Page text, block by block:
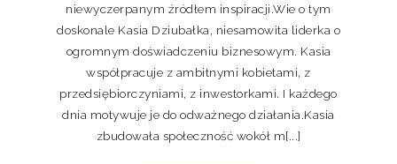
niewyczerpanym źródłem inspiracji.Wie o tym
doskonale Kasia Dziubałka, niesamowita liderka o
ogromnym doświadczeniu biznesowym. Kasia
współpracuje z ambitnymi kobietami, z
przedsiębiorczyniami, z inwestorkami. I każdego
dnia motywuje je do odważnego działania.Kasia
zbudowała społeczność wokół m[...]